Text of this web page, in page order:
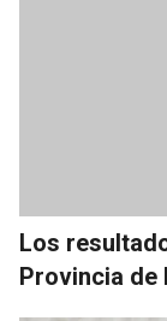
Los
Provincia de